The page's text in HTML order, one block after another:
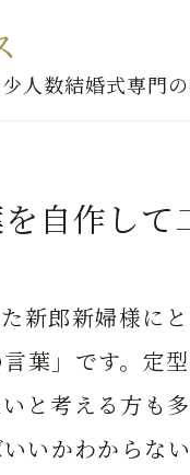
人数結婚式専門
自作して
新郎新婦様に
葉」です。定
と考える方も
いかわからな